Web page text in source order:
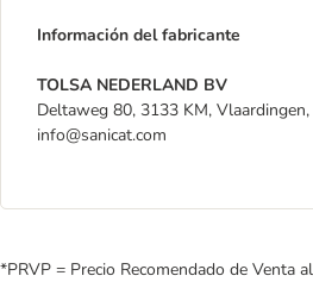
Información del fabricante
TOLSA NEDERLAND BV
Deltaweg 80, 3133 KM,
info@sanicat.com
*PRVP = Precio Recomendado de Venta